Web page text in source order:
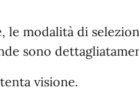
modalità di
sono
visione.